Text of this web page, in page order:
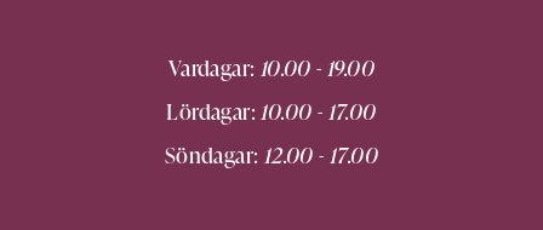
Vardagar: 10.00 - 19.00
Lördagar:10.00 - 17.00
Söndagar: 12.00 - 17.00